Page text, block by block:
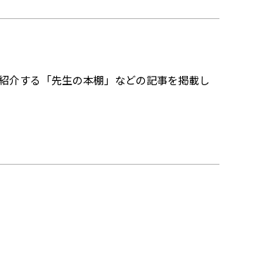
介する「先生の本棚」などの記事を掲載し